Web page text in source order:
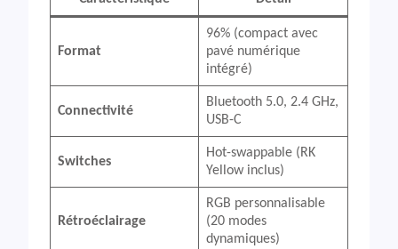
Format
96% (compact avec
pavé numérique
intégré)
Connectivité
Bluetooth 5.0, 2.4 GHz,
USB-C
Switches
Hot-swappable (RK
Yellow inclus)
Rétroéclairage
RGB personnalisable
(20 modes
dynamiques)